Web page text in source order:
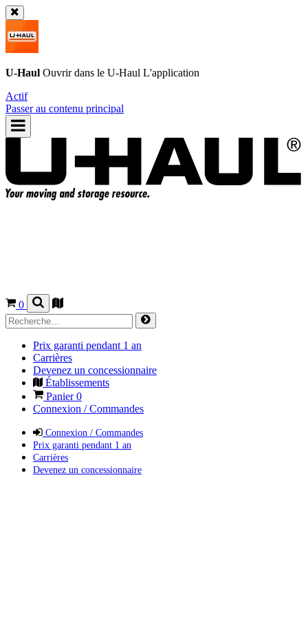
U-Haul Ouvrir dans le U-Haul L'application
Actif
Passer au contenu principal
0
Prix garanti pendant 1 an
Carrières
Devenez un concessionnaire
Établissements
Panier0
Connexion / Commandes
Connexion / Commandes
Prix garanti pendant 1 an
Carrières
Devenez un concessionnaire